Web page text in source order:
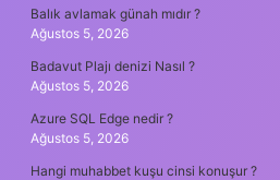
Balık avlamak günah mıdır ?
Ağustos 5, 2026
Badavut Plajı denizi Nasıl ?
Ağustos 5, 2026
Azure SQL Edge nedir ?
Ağustos 5, 2026
Hangi muhabbet kuşu cinsi konuşur ?